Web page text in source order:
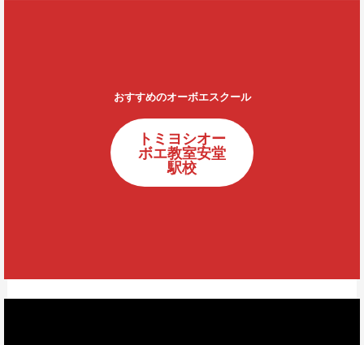
おすすめのオーボエスクール
トミヨシオー
ボエ教室安堂
駅校